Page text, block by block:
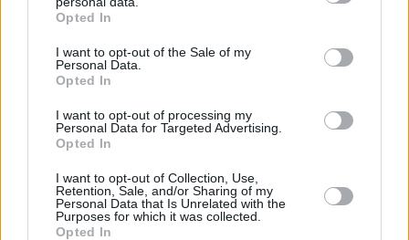
grant or deny consent to Google and its third-party tags to
use your data for below specified purposes in below Google
consent section.
Opted In
I want to opt-out of the Sale of my
Personal Data.
Opted In
I want to opt-out of processing my
Personal Data for Targeted Advertising.
Opted In
I want to opt-out of Collection, Use,
Retention, Sale, and/or Sharing of my
Personal Data that Is Unrelated with the
Purposes for which it was collected.
Opted In